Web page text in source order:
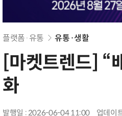
플랫폼·유통 유통·생활
[마켓트렌드] “
화
발행일 : 2026-06-04 11:00 업데이